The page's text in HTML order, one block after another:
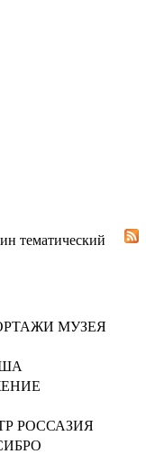
тематический
МУЗЕЯ
РОССАЗИЯ